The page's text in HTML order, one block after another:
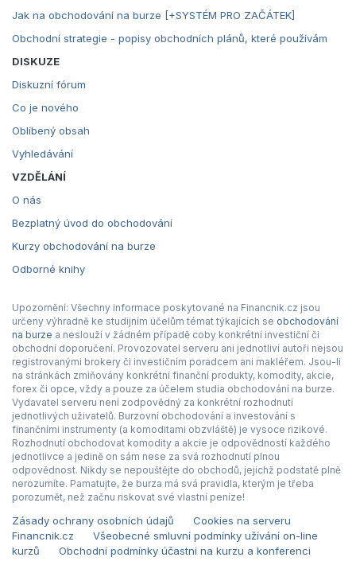
Jak na obchodování na burze [+SYSTÉM PRO ZAČÁTEK]
Obchodní strategie - popisy obchodních plánů, které používám
DISKUZE
Diskuzní fórum
Co je nového
Oblíbený obsah
Vyhledávání
VZDĚLÁNÍ
O nás
Bezplatný úvod do obchodování
Kurzy obchodování na burze
Odborné knihy
Upozornění: Všechny informace poskytované na Financnik.cz jsou
určeny výhradně ke studijním účelům témat týkajících se obchodování
na burze a neslouží v žádném případě coby konkrétní investiční či
obchodní doporučení. Provozovatel serveru ani jednotliví autoři nejsou
registrovanými brokery či investičním poradcem ani makléřem. Jsou-li
na stránkách zmiňovány konkrétní finanční produkty, komodity, akcie,
forex či opce, vždy a pouze za účelem studia obchodování na burze.
Vydavatel serveru není zodpovědný za konkrétní rozhodnutí
jednotlivých uživatelů. Burzovní obchodování a investování s
finančními instrumenty (a komoditami obzvláště) je vysoce rizikové.
Rozhodnutí obchodovat komodity a akcie je odpovědností každého
jednotlivce a jedině on sám nese za svá rozhodnutí plnou
odpovědnost. Nikdy se nepouštějte do obchodů, jejichž podstatě plně
nerozumíte. Pamatujte, že burza má svá pravidla, kterým je třeba
porozumět, než začnu riskovat své vlastní peníze!
Zásady ochrany osobních údajů
Cookies na serveru
Financnik.cz
Všeobecné smluvní podmínky užívání on-line
kurzů
Obchodní podmínky účastni na kurzu a konferenci